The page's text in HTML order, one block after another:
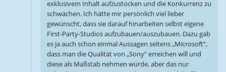
exklusivem Inhalt aufzustocken und die Konkurrenz zu
schwächen. Ich hätte mir persönlich viel lieber
gewünscht, dass sie darauf hinarbeiten selbst eigene
First-Party-Studios aufzubauen/auszubauen. Dazu gab
es ja auch schon einmal Aussagen seitens „Microsoft“,
dass man die Qualität von „Sony“ erreichen will und
diese als Maßstab nehmen würde, aber das nur